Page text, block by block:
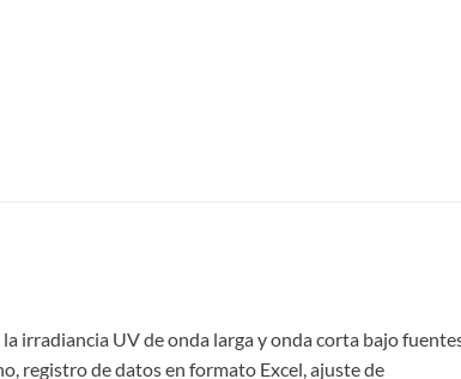
irradiancia UV de onda larga y onda corta bajo
registro de datos en formato Excel, ajuste de